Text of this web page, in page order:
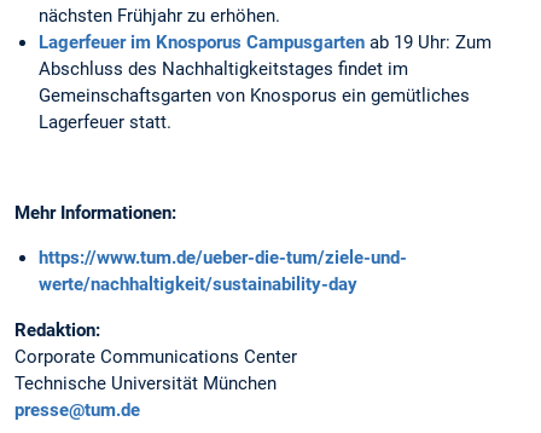
nächsten Frühjahr zu erhöhen.
Lagerfeuer im Knosporus Campusgarten ab 19 Uhr: Zum
Abschluss des Nachhaltigkeitstages findet im
Gemeinschaftsgarten von Knosporus ein gemütliches
Lagerfeuer statt.
Mehr Informationen:
https://www.tum.de/ueber-die-tum/ziele-und-
werte/nachhaltigkeit/sustainability-day
Redaktion:
Corporate Communications Center
Technische Universität München
presse@tum.de